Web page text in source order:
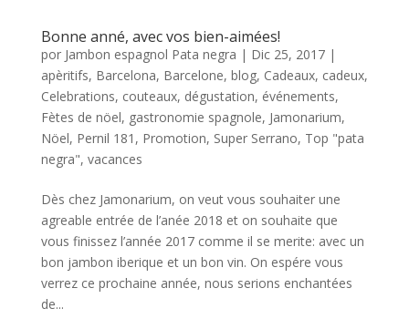
Bonne anné, avec vos bien-aimées!
por Jambon espagnol Pata negra | Dic 25, 2017|
apèritifs, Barcelona, Barcelone, blog, Cadeaux, cadeux,
Celebrations, couteaux, dégustation, événements,
Fètes de nöel, gastronomie spagnole, Jamonarium,
Nöel, Pernil 181 , Promotion, Super Serrano, Top "pata
negra", vacances
Dès chez Jamonarium, on veut vous souhaiter une
agreable entrée de l’anée 2018 et on souhaite que
vous finissez l’année 2017 comme il se merite: avec un
bon jambon iberique et un bon vin. On espére vous
verrez ce prochaine année, nous serions enchantées
de...